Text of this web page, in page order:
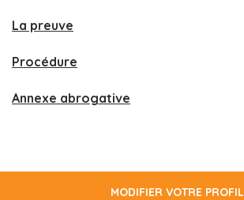
La preuve
Procédure
Annexe abrogative
MODIFIER VOTRE PROFIL